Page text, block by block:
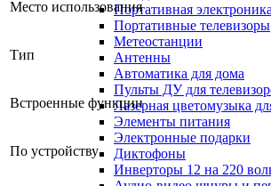
Портативная электроника
Портативные телевизоры
Метеостанции
Антенны
Автоматика для дома
Пульты ДУ для
Лазерная цветомузыка
Элементы питания
Электронные подарки
Диктофоны
Инверторы 12 на 220
Место использования
Тип
Встроенные функции
По устройству